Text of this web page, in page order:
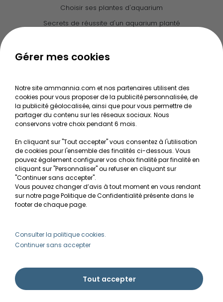
Choisir ses plantes d'aquarium
Secrets de réussite d'un aquarium planté
Le journal d'Ammannia
Recherche de Notices de produits
Mentions légales
Conditions générales de vente
RGPD
MON COMPTE
Avantages
Créer un compte client
Besoin d'aide ?
Gérer mes cookies
Notre site ammannia.com et nos partenaires utilisent des
cookies pour vous proposer de la publicité personnalisée, de
la publicité géolocalisée, ainsi que pour vous permettre de
partager du contenu sur les réseaux sociaux. Nous
conservons votre choix pendant 6 mois.
En cliquant sur "Tout accepter" vous consentez à l'utilisation
de cookies pour l'ensemble des finalités ci-dessous. Vous
pouvez également configurer vos choix finalité par finalité en
cliquant sur "Personnaliser" ou refuser en cliquant sur
"Continuer sans accepter".
Vous pouvez changer d’avis à tout moment en vous rendant
sur notre page Politique de Confidentialité présente dans le
footer de chaque page.
Consulter la politique cookies.
Continuer sans accepter
Tout accepter